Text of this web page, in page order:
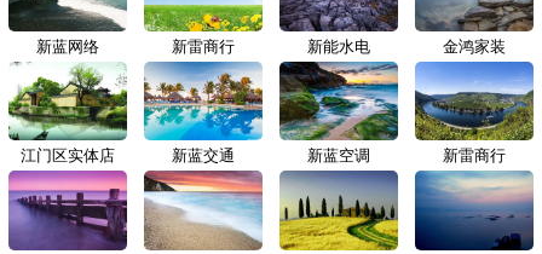
新蓝网络 新雷商行
江门区实体店 新蓝交通
新能水电 金鸿家装
新蓝空调 新雷商行